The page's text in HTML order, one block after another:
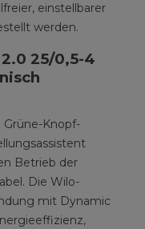
einstellbarer
werden.
25/0,5-4
Grüne-Knopf-
Betrieb der
Die Wilo-
mit Dynamic